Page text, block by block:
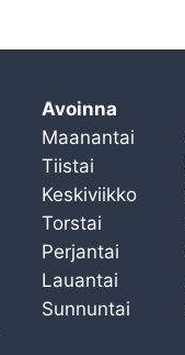
Avoinna
Maanantai
Tiistai
Keskiviikko
Torstai
Perjantai
Lauantai
Sunnuntai